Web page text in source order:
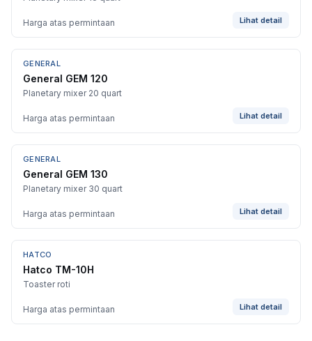
Harga atas permintaan Lihat detail
GENERAL
General GEM 120
Planetary mixer 20 quart
Harga atas permintaan Lihat detail
GENERAL
General GEM 130
Planetary mixer 30 quart
Harga atas permintaan Lihat detail
HATCO
Hatco TM-10H
Toaster roti
Harga atas permintaan Lihat detail